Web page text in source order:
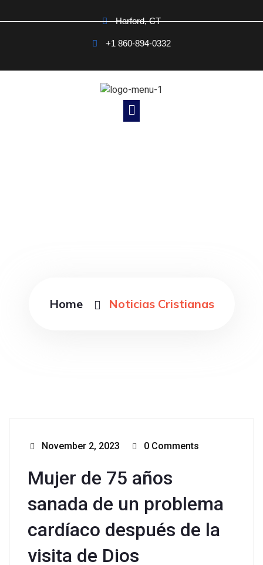
Harford, CT
+1 860-894-0332
Home Noticias Cristianas
November 2, 2023 0 Comments
Mujer de 75 años
sanada de un problema
cardíaco después de la
visita de Dios